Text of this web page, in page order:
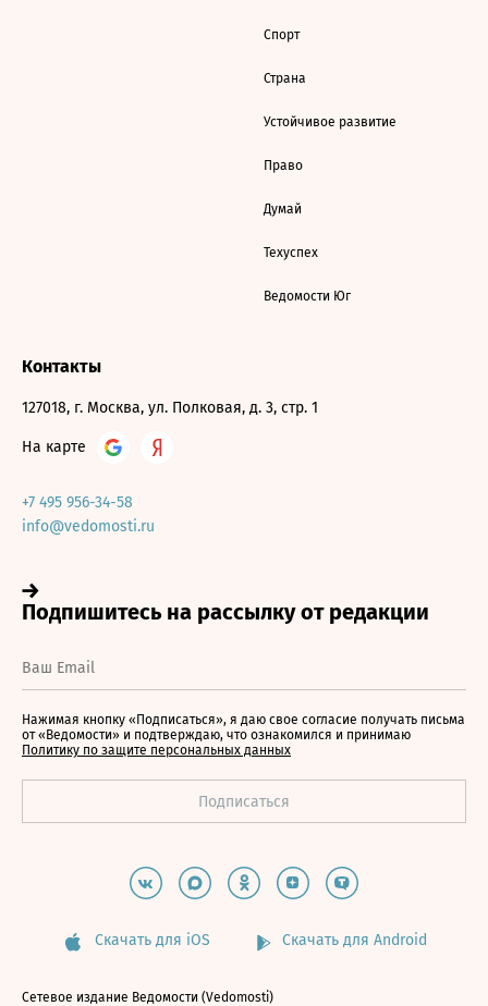
Спорт
Страна
Устойчивое развитие
Право
Думай
Техуспех
Ведомости Юг
Контакты
127018, г. Москва, ул. Полковая, д. 3, стр. 1
На карте
+7 495 956-34-58
info@vedomosti.ru
Нажимая кнопку «Подписаться», я даю свое согласие получать письма
от «Ведомости» и подтверждаю, что ознакомился и принимаю
Политику по защите персональных данных
Скачать для iOS Скачать для Android
Сетевое издание Ведомости (Vedomosti)